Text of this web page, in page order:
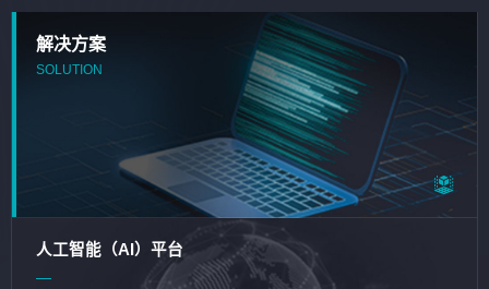
解决方案
SOLUTION
人工智能（AI）平台